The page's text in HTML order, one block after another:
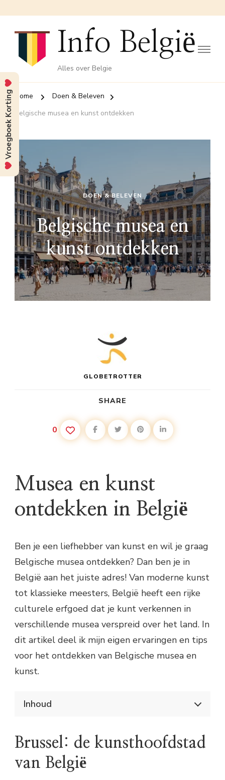
Info België
Alles over Belgie
Home
Doen & Beleven
Belgische musea en kunst ontdekken
DOEN & BELEVEN
Belgische musea en
kunst ontdekken
GLOBETROTTER
SHARE
0
Musea en kunst
ontdekken in België
Ben je een liefhebber van kunst en wil je graag
Belgische musea ontdekken? Dan ben je in
België aan het juiste adres! Van moderne kunst
tot klassieke meesters, België heeft een rijke
culturele erfgoed dat je kunt verkennen in
verschillende musea verspreid over het land. In
dit artikel deel ik mijn eigen ervaringen en tips
voor het ontdekken van Belgische musea en
kunst.
Inhoud
Brussel: de kunsthoofdstad van België
Antwerpen: de diamant onder de
kunststeden
Gent: de verborgen parel van België
Brussel: de kunsthoofdstad
van België
Vroegboek Korting